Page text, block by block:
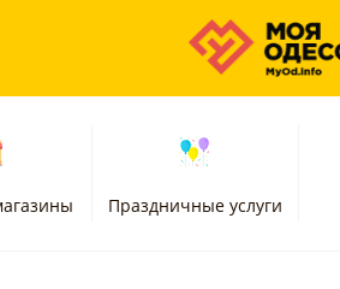
Праздничные услуги